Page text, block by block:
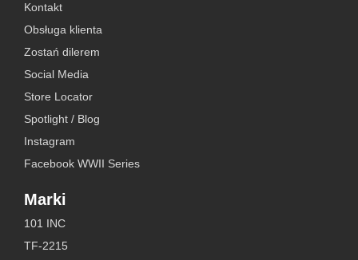
Kontakt
Obsługa klienta
Zostań dilerem
Social Media
Store Locator
Spotlight / Blog
Instagram
Facebook WWII Series
Marki
101 INC
TF-2215